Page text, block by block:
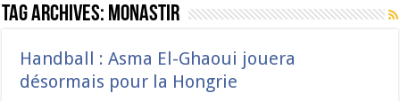
Tag Archives: Monastir
Handball : Asma El-Ghaoui jouera
désormais pour la Hongrie